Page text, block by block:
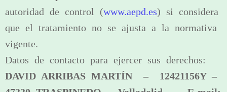
autoridad de control (www.aepd.es) si considera
que el tratamiento no se ajusta a la normativa
vigente.
Datos de contacto para ejercer sus derechos:
DAVID ARRIBAS MARTÍN – 12421156Y –